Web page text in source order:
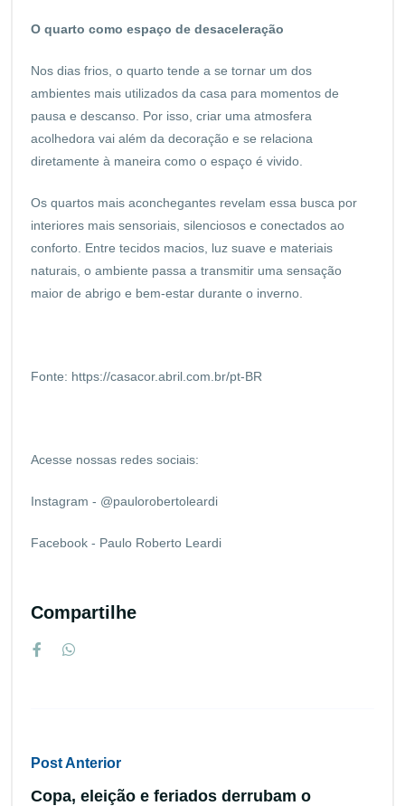
O quarto como espaço de desaceleração
Nos dias frios, o quarto tende a se tornar um dos
ambientes mais utilizados da casa para momentos de
pausa e descanso. Por isso, criar uma atmosfera
acolhedora vai além da decoração e se relaciona
diretamente à maneira como o espaço é vivido.
Os quartos mais aconchegantes revelam essa busca por
interiores mais sensoriais, silenciosos e conectados ao
conforto. Entre tecidos macios, luz suave e materiais
naturais, o ambiente passa a transmitir uma sensação
maior de abrigo e bem-estar durante o inverno.
Fonte: https://casacor.abril.com.br/pt-BR
Acesse nossas redes sociais:
Instagram - @paulorobertoleardi
Facebook - Paulo Roberto Leardi
Compartilhe
Post Anterior
Copa, eleição e feriados derrubam o